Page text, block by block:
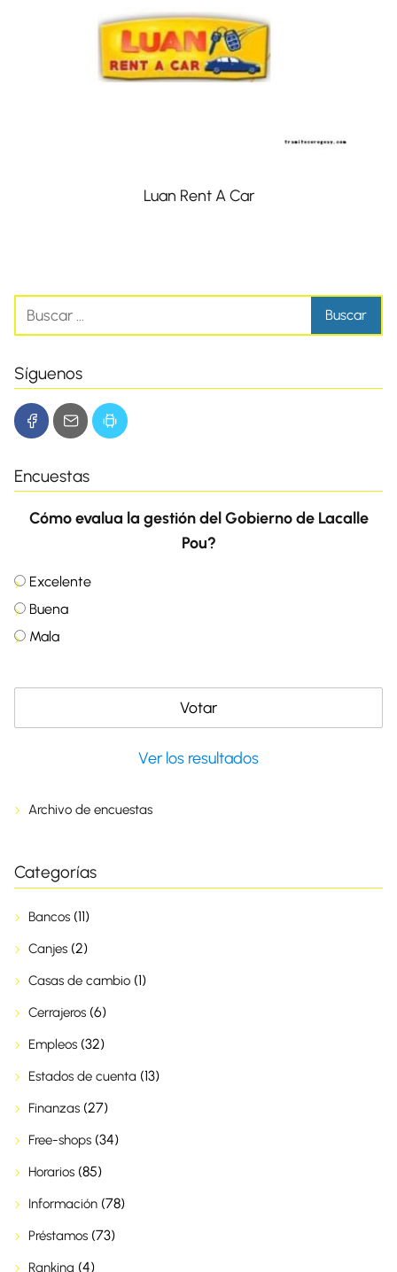
Luan Rent A Car
Síguenos
Encuestas
Cómo evalua la gestión del Gobierno de Lacalle
Pou?
Excelente
Buena
Mala
Ver los resultados
Archivo de encuestas
Categorías
Bancos (11)
Canjes (2)
Casas de cambio (1)
Cerrajeros (6)
Empleos (32)
Estados de cuenta (13)
Finanzas (27)
Free-shops (34)
Horarios (85)
Información (78)
Préstamos (73)
Ranking (4)